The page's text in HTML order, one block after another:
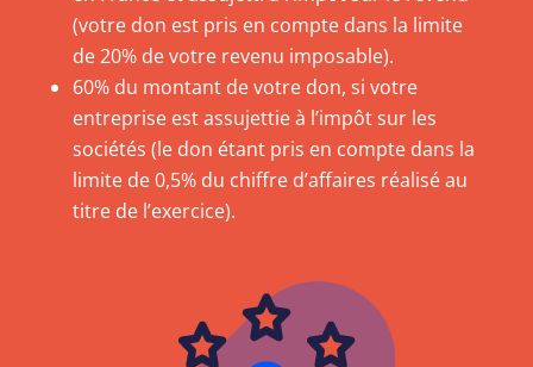
(votre don est pris en compte dans la limite
de 20% de votre revenu imposable).
60% du montant de votre don, si votre
entreprise est assujettie à l’impôt sur les
sociétés (le don étant pris en compte dans la
limite de 0,5% du chiffre d’affaires réalisé au
titre de l’exercice).